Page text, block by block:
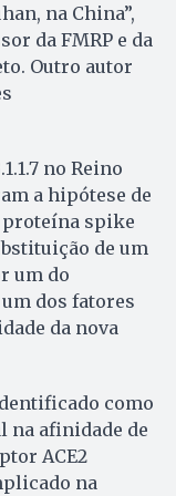
na China”,
da FMRP e da
Outro autor
no Reino
a hipótese de
proteína spike
de um
um do
dos fatores
da nova
como
na afinidade de
ACE2
na